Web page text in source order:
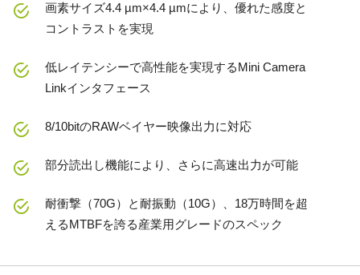
画素サイズ4.4 µm×4.4 µmにより、優れた感度と
コントラストを実現
低レイテンシーで高性能を実現するMini Camera
Linkインタフェース
8/10bitのRAWベイヤー映像出力に対応
部分読出し機能により、さらに高速出力が可能
耐衝撃（70G）と耐振動（10G）、18万時間を超
えるMTBFを誇る産業用グレードのスペック